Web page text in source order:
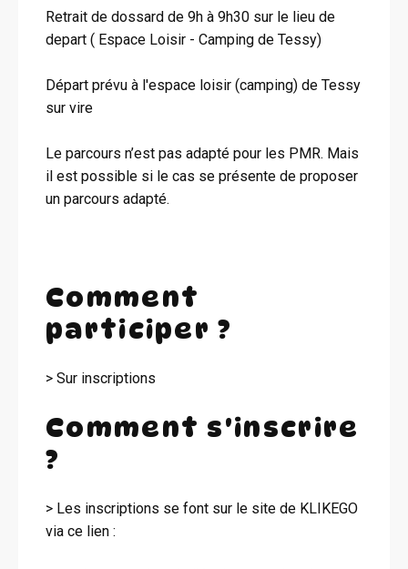
Retrait de dossard de 9h à 9h30 sur le lieu de
depart ( Espace Loisir - Camping de Tessy)
Départ prévu à l'espace loisir (camping) de Tessy
sur vire
Le parcours n’est pas adapté pour les PMR. Mais
il est possible si le cas se présente de proposer
un parcours adapté.
Comment
participer ?
> Sur inscriptions
Comment s'inscrire
?
> Les inscriptions se font sur le site de KLIKEGO
via ce lien :